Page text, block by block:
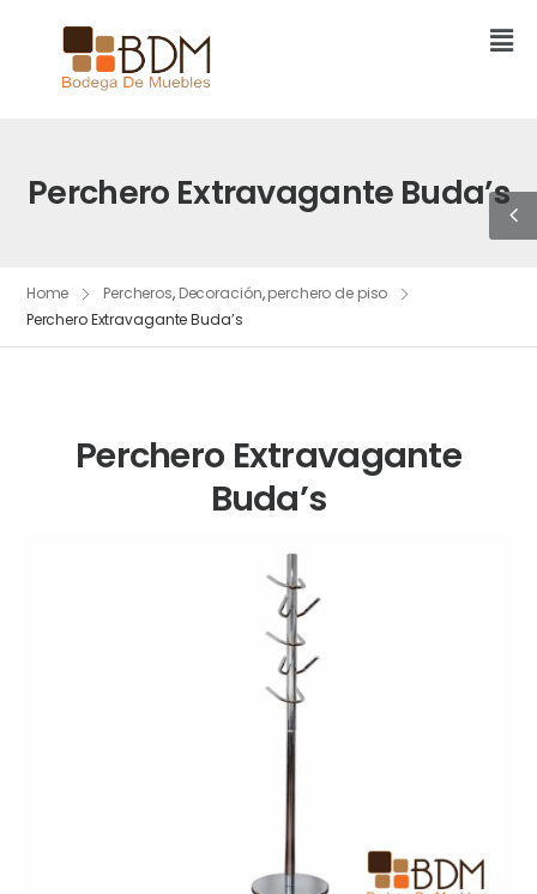
Perchero Extravagante Buda’s
Home Percheros, Decoración,perchero de piso
Perchero Extravagante Buda’s
Perchero Extravagante
Buda’s